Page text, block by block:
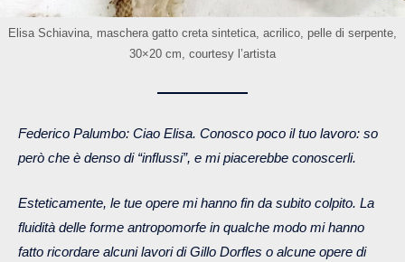
Elisa Schiavina, maschera gatto creta sintetica, acrilico, pelle di serpente,
30×20 cm, courtesy l’artista
Federico Palumbo: Ciao Elisa. Conosco poco il tuo lavoro: so
però che è denso di “influssi”, e mi piacerebbe conoscerli.
Esteticamente, le tue opere mi hanno fin da subito colpito. La
fluidità delle forme antropomorfe in qualche modo mi hanno
fatto ricordare alcuni lavori di Gillo Dorfles o alcune opere di